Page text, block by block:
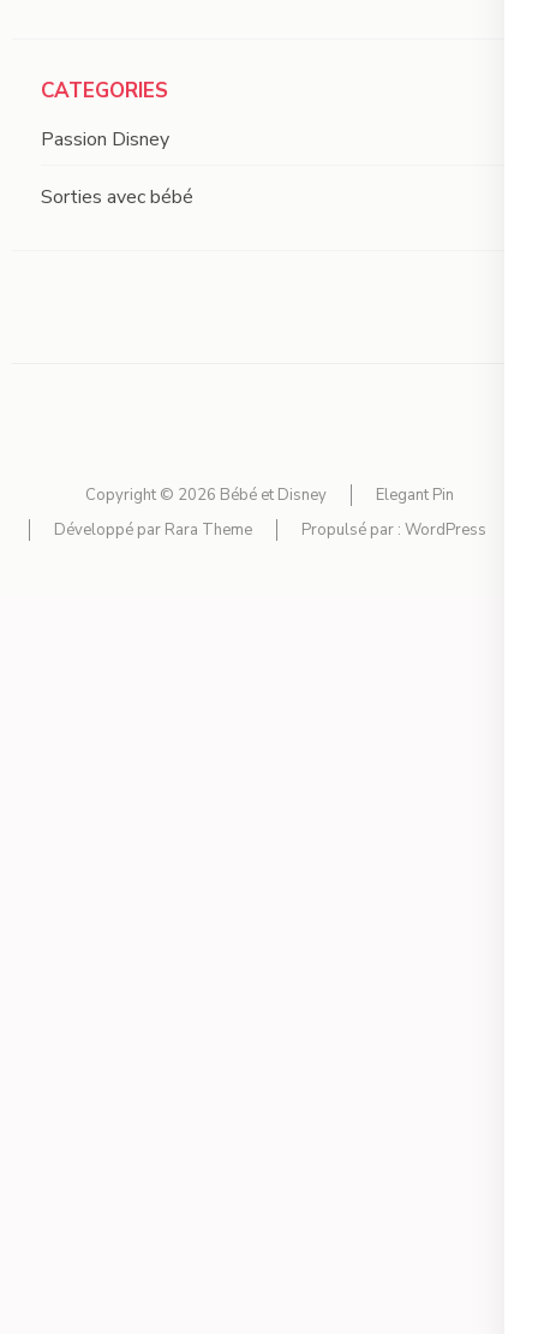
CATEGORIES
Passion Disney
Sorties avec bébé
Copyright © 2026 Bébé et Disney
Elegant Pin
Développé par Rara Theme Propulsé par : WordPress